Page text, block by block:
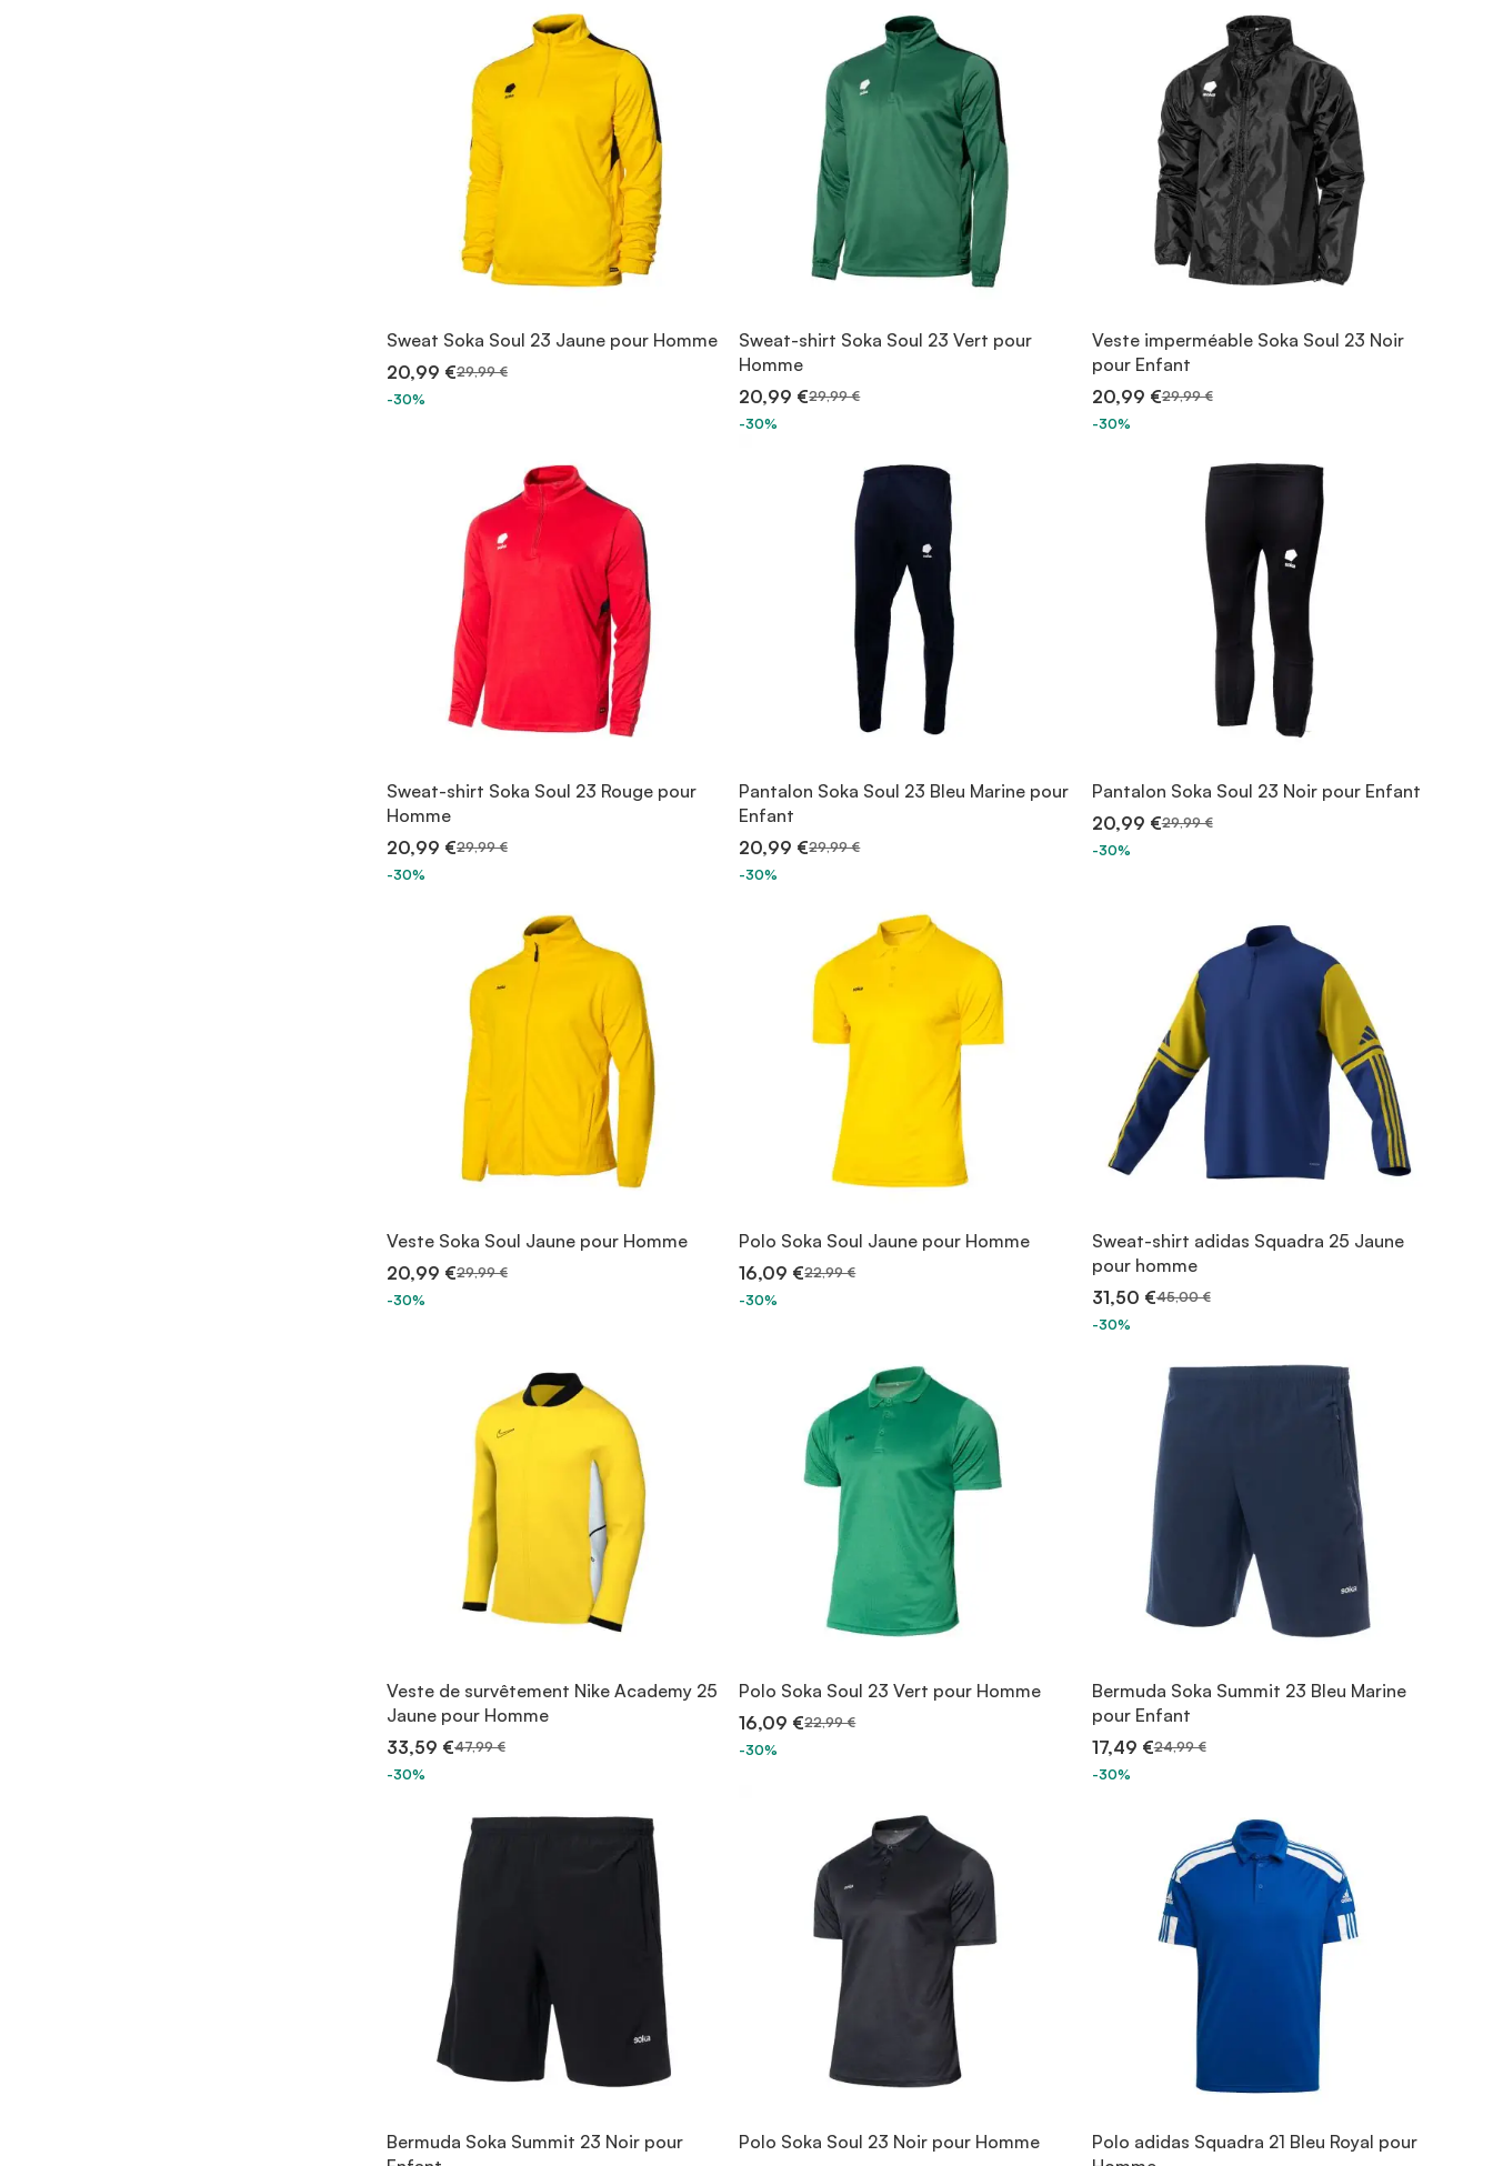
Sweat Soka Soul 23 Jaune pour Homme
20,99 €29,99 €
-30%
Sweat-shirt Soka Soul 23 Vert pour
Homme
20,99 €29,99 €
-30%
Veste imperméable Soka Soul 23 Noir
pour Enfant
20,99 €29,99 €
-30%
Sweat-shirt Soka Soul 23 Rouge pour
Homme
20,99 €29,99 €
-30%
Pantalon Soka Soul 23 Bleu Marine pour
Enfant
20,99 €29,99 €
-30%
Pantalon Soka Soul 23 Noir pour Enfant
20,99 €29,99 €
-30%
Veste Soka Soul Jaune pour Homme
20,99 €29,99 €
-30%
Polo Soka Soul Jaune pour Homme
16,09 €22,99 €
-30%
Sweat-shirt adidas Squadra 25 Jaune
pour homme
31,50 €45,00 €
-30%
Veste de survêtement Nike Academy 25
Jaune pour Homme
33,59 €47,99 €
-30%
Polo Soka Soul 23 Vert pour Homme
16,09 €22,99 €
-30%
Bermuda Soka Summit 23 Bleu Marine
pour Enfant
17,49 €24,99 €
-30%
Bermuda Soka Summit 23 Noir pour
Polo Soka Soul 23 Noir pour Homme
Polo adidas Squadra 21 Bleu Royal pour